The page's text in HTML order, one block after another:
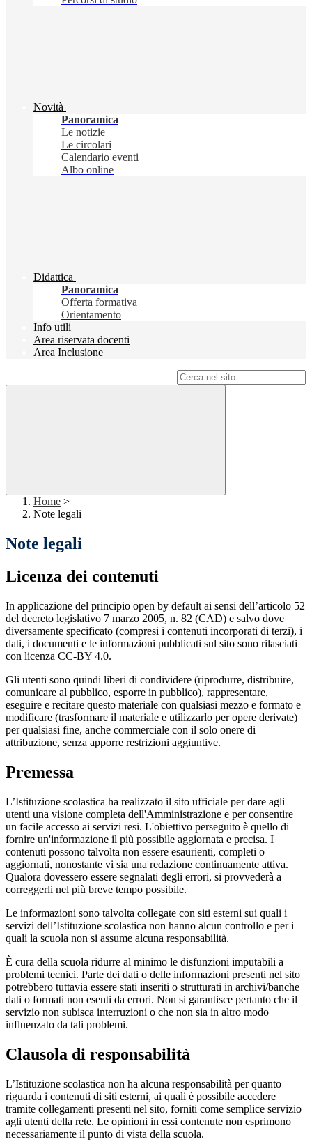
Novità
Panoramica
Le notizie
Le circolari
Calendario eventi
Albo online
Didattica
Panoramica
Offerta formativa
Orientamento
Info utili
Area riservata docenti
Area Inclusione
Home >
Note legali
Note legali
Licenza dei contenuti
In applicazione del principio open by default ai sensi dell’articolo 52
del decreto legislativo 7 marzo 2005, n. 82 (CAD) e salvo dove
diversamente specificato (compresi i contenuti incorporati di terzi), i
dati, i documenti e le informazioni pubblicati sul sito sono rilasciati
con licenza CC-BY 4.0.
Gli utenti sono quindi liberi di condividere (riprodurre, distribuire,
comunicare al pubblico, esporre in pubblico), rappresentare,
eseguire e recitare questo materiale con qualsiasi mezzo e formato e
modificare (trasformare il materiale e utilizzarlo per opere derivate)
per qualsiasi fine, anche commerciale con il solo onere di
attribuzione, senza apporre restrizioni aggiuntive.
Premessa
L’Istituzione scolastica ha realizzato il sito ufficiale per dare agli
utenti una visione completa dell'Amministrazione e per consentire
un facile accesso ai servizi resi. L'obiettivo perseguito è quello di
fornire un'informazione il più possibile aggiornata e precisa. I
contenuti possono talvolta non essere esaurienti, completi o
aggiornati, nonostante vi sia una redazione continuamente attiva.
Qualora dovessero essere segnalati degli errori, si provvederà a
correggerli nel più breve tempo possibile.
Le informazioni sono talvolta collegate con siti esterni sui quali i
servizi dell’Istituzione scolastica non hanno alcun controllo e per i
quali la scuola non si assume alcuna responsabilità.
È cura della scuola ridurre al minimo le disfunzioni imputabili a
problemi tecnici. Parte dei dati o delle informazioni presenti nel sito
potrebbero tuttavia essere stati inseriti o strutturati in archivi/banche
dati o formati non esenti da errori. Non si garantisce pertanto che il
servizio non subisca interruzioni o che non sia in altro modo
influenzato da tali problemi.
Clausola di responsabilità
L’Istituzione scolastica non ha alcuna responsabilità per quanto
riguarda i contenuti di siti esterni, ai quali è possibile accedere
tramite collegamenti presenti nel sito, forniti come semplice servizio
agli utenti della rete. Le opinioni in essi contenute non esprimono
necessariamente il punto di vista della scuola.